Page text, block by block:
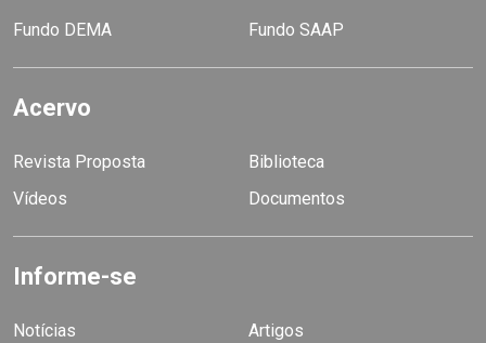
Fundo DEMA Fundo SAAP
Acervo
Revista Proposta
Biblioteca
Vídeos
Documentos
Informe-se
Notícias
Artigos